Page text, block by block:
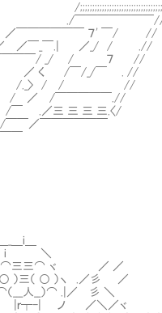
￣￣￣
￣ ７' ￣/ //
／_/ / .//
￣/ _/ / ７ //
/￣/_/￣ . //
〉 / / //
/￣￣￣￣￣.//
三 三 三.〈/
￣￣￣￣
不乱に
／ i ＼
／ ／
）ヽ .／彡 ／
⌒ .|／ 彡 ＼
| ノ ／＼／ヾ